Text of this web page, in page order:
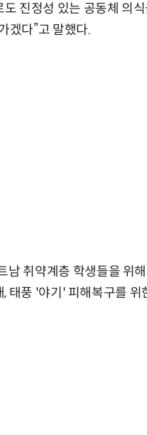
진정성 있는 공동체 의
겠다”고 말했다.
취약계층 학생들을 위
태풍 '야기' 피해복구를